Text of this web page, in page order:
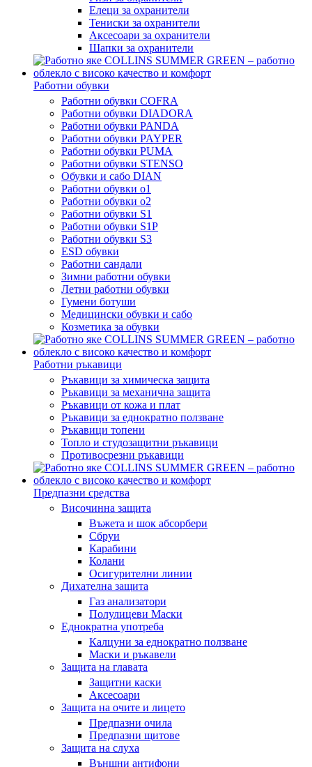
Елеци за охранители
Тениски за охранители
Аксесоари за охранители
Шапки за охранители
Работни обувки
Работни обувки COFRA
Работни обувки DIADORA
Работни обувки PANDA
Работни обувки PAYPER
Работни обувки PUMA
Работни обувки STENSO
Обувки и сабо DIAN
Работни обувки o1
Работни обувки o2
Работни обувки S1
Работни обувки S1P
Работни обувки S3
ESD обувки
Работни сандали
Зимни работни обувки
Летни работни обувки
Гумени ботуши
Медицински обувки и сабо
Козметика за обувки
Работни ръкавици
Ръкавици за химическа защита
Ръкавици за механична защита
Ръкавици от кожа и плат
Ръкавици за еднократно ползване
Ръкавици топени
Топло и студозащитни ръкавици
Противосрезни ръкавици
Предпазни средства
Височинна защита
Въжета и шок абсорбери
Сбруи
Карабини
Колани
Осигурителни линии
Дихателна защита
Газ анализатори
Полулицеви Маски
Еднократна употреба
Калцуни за еднократно ползване
Маски и ръкавели
Защита на главата
Защитни каски
Аксесоари
Защита на очите и лицето
Предпазни очила
Предпазни щитове
Защита на слуха
Външни антифони